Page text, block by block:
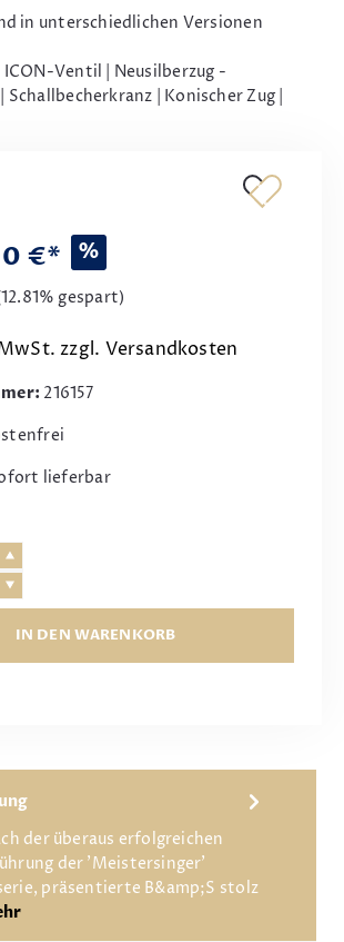
in unterschiedlichen Versionen
Ventil | Neusilberzug -
Schallbecherkranz | Konischer Zug |
€* %
gespart)
zzgl. Versandkosten
216157
lieferbar
IN DEN WARENKORB
der überaus erfolgreichen
der 'Meistersinger'
präsentierte B&amp;S stolz